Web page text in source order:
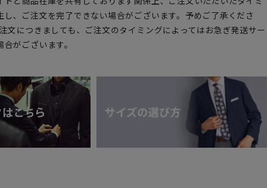
し、ご注文を完了できない場合がございます。予めご了承くださ
文につきましても、ご注文のタイミングによってはお急ぎ発送サー
がございます。